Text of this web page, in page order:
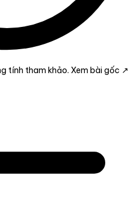
tính tham khảo. Xem bài gốc ↗